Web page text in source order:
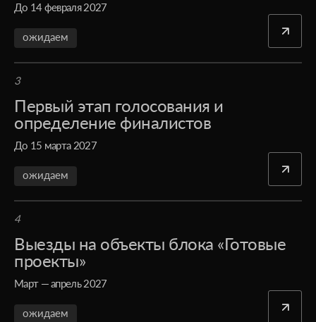
До 14 февраля 2027
ожидаем
3
Первый этап голосования и
определение финалистов
До 15 марта 2027
ожидаем
4
Выезды на объекты блока «Готовые
проекты»
Март — апрель 2027
ожидаем